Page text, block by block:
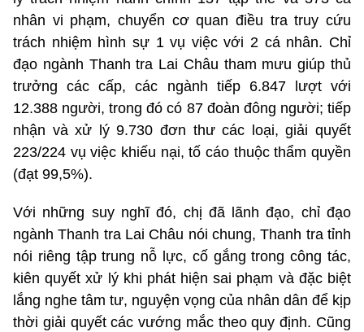
nhân vi phạm, chuyển cơ quan điều tra truy cứu
trách nhiệm hình sự 1 vụ việc với 2 cá nhân. Chỉ
đạo ngành Thanh tra Lai Châu tham mưu giúp thủ
trưởng các cấp, các ngành tiếp 6.847 lượt với
12.388 người, trong đó có 87 đoàn đông người; tiếp
nhận và xử lý 9.730 đơn thư các loại, giải quyết
223/224 vụ việc khiếu nại, tố cáo thuộc thẩm quyền
(đạt 99,5%).
Với những suy nghĩ đó, chị đã lãnh đạo, chỉ đạo
ngành Thanh tra Lai Châu nói chung, Thanh tra tỉnh
nói riêng tập trung nỗ lực, cố gắng trong công tác,
kiên quyết xử lý khi phát hiện sai phạm và đặc biệt
lắng nghe tâm tư, nguyện vọng của nhân dân để kịp
thời giải quyết các vướng mắc theo quy định. Cũng